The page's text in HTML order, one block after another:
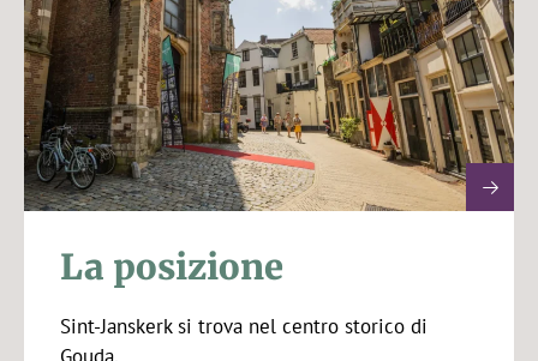
La posizione
Sint-Janskerk si trova nel centro storico di